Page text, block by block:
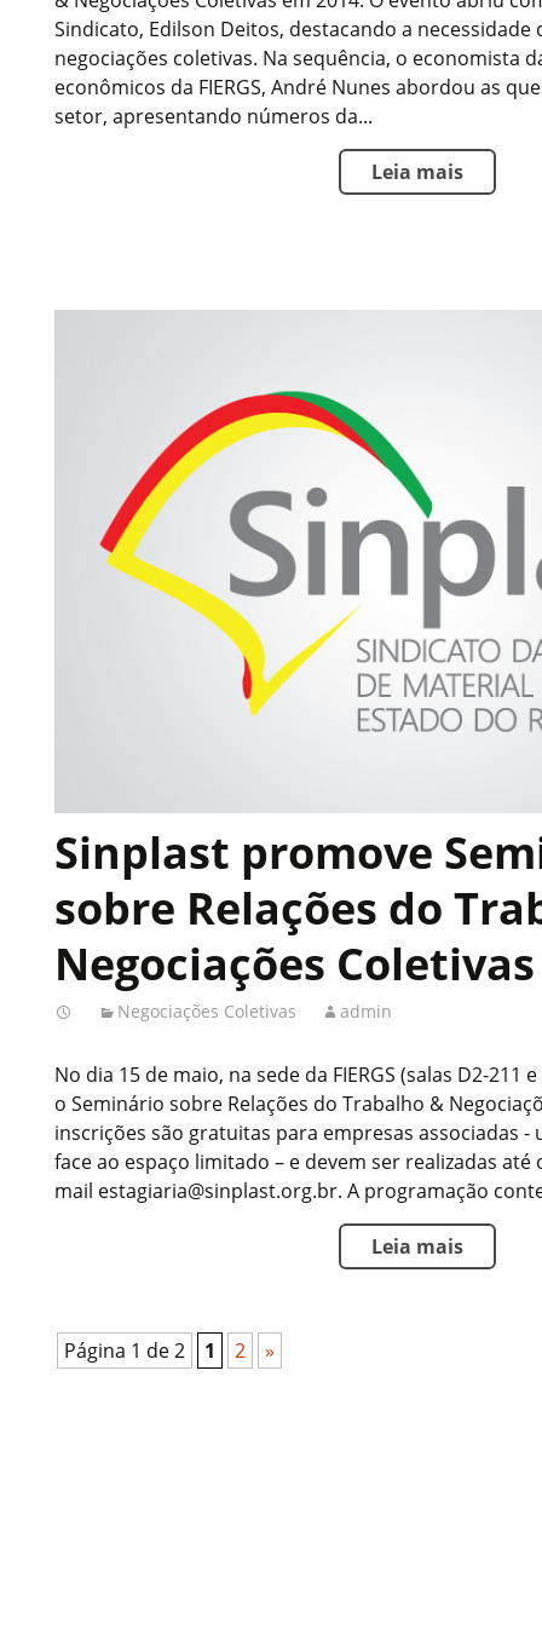
Sindicato, Edilson Deitos, destacando a necessidade
negociações coletivas. Na sequência, o economista
econômicos da FIERGS, André Nunes abordou as
setor, apresentando números da...
Leia mais
Sinplast promove
sobre Relações do
Negociações
Negociações Coletivas admin
No dia 15 de maio, na sede da FIERGS (salas D2-211
o Seminário sobre Relações do Trabalho &
inscrições são gratuitas para empresas associadas -
face ao espaço limitado – e devem ser realizadas até
mail estagiaria@sinplast.org.br. A programação
Leia mais
Página 1 de 2 1 2 »